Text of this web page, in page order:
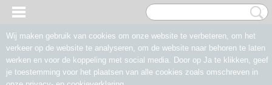
Wij maken gebruik van cookies om onze website te verbeteren, om het
verkeer op de website te analyseren, om de website naar behoren te laten
werken en voor de koppeling met social media. Door op Ja te klikken, geef
je toestemming voor het plaatsen van alle cookies zoals omschreven in